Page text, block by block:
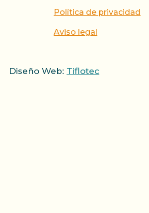
Política de privacidad
Aviso legal
Diseño Web: Tiflotec